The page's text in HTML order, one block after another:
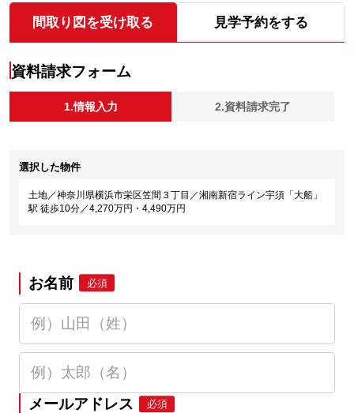
間取り図を受け取る 見学予約をする
資料請求フォーム
1.情報入力 2.資料請求完了
選択した物件
土地／神奈川県横浜市栄区笠間３丁目／湘南新宿ライン宇須「大船」
駅 徒歩10分／4,270万円・4,490万円
お名前 必須
メールアドレス 必須